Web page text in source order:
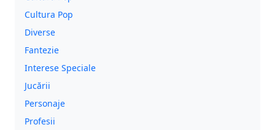
Cultura Pop
Diverse
Fantezie
Interese Speciale
Jucării
Personaje
Profesii